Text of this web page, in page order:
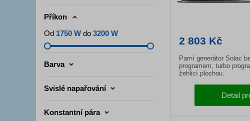
2 803 Kč
Parní generátor Solac
programem, turbo
žehlicí plochou.
Detail
Příkon
Od 1750 W do 3200 W
Barva
Svislé napařování
Konstantní pára